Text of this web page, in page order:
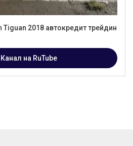
2018 автокредит трейдин
Канал на RuTube